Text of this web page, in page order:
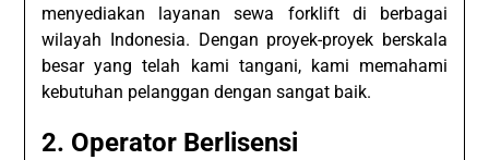
menyediakan layanan sewa forklift di berbagai
wilayah Indonesia. Dengan proyek-proyek berskala
besar yang telah kami tangani, kami memahami
kebutuhan pelanggan dengan sangat baik.
2. Operator Berlisensi